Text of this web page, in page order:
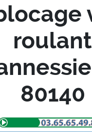
roulant
80140